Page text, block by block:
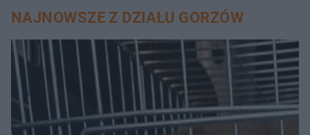
NAJNOWSZE Z DZIAŁU GORZÓW